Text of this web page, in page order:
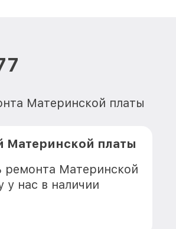
Материнской платы
Материнской платы
ремонта Материнской
у нас в наличии